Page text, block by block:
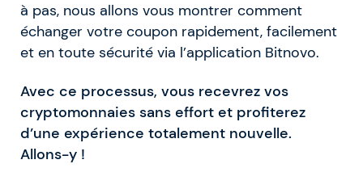
à pas, nous allons vous montrer comment
échanger votre coupon rapidement, facilement
et en toute sécurité via l’application Bitnovo.
Avec ce processus, vous recevrez vos
cryptomonnaies sans effort et profiterez
d’une expérience totalement nouvelle.
Allons-y !